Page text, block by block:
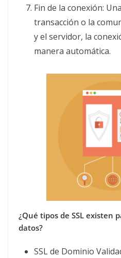
Fin de la conexión:
transacción o la
y el servidor, la
manera automática.
¿Qué tipos de SSL existen
datos?
SSL de Dominio